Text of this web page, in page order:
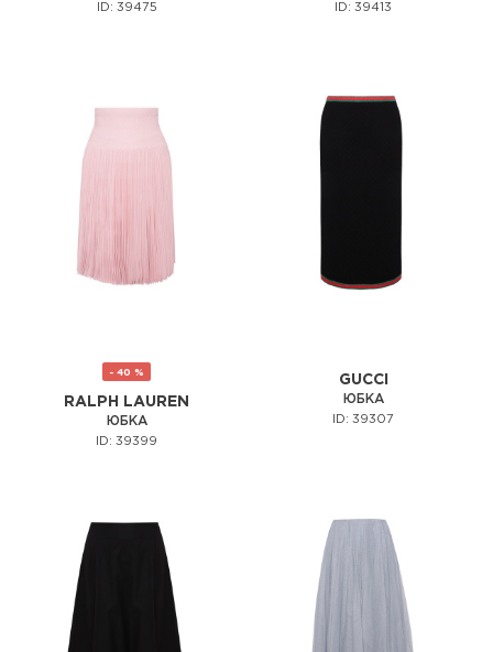
ID: 39475 ID: 39413
- 40 %
RALPH LAUREN
ЮБКА
ID: 39399
GUCCI
ЮБКА
ID: 39307